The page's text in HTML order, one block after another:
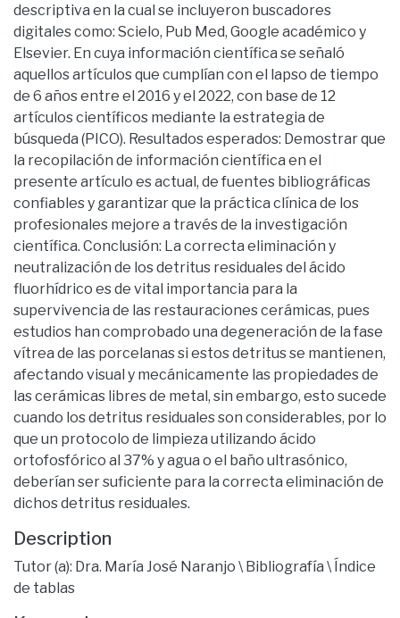
descriptiva en la cual se incluyeron buscadores
digitales como: Scielo, Pub Med, Google académico y
Elsevier. En cuya información científica se señaló
aquellos artículos que cumplían con el lapso de tiempo
de 6 años entre el 2016 y el 2022, con base de 12
artículos científicos mediante la estrategia de
búsqueda (PICO). Resultados esperados: Demostrar que
la recopilación de información científica en el
presente artículo es actual, de fuentes bibliográficas
confiables y garantizar que la práctica clínica de los
profesionales mejore a través de la investigación
científica. Conclusión: La correcta eliminación y
neutralización de los detritus residuales del ácido
fluorhídrico es de vital importancia para la
supervivencia de las restauraciones cerámicas, pues
estudios han comprobado una degeneración de la fase
vítrea de las porcelanas si estos detritus se mantienen,
afectando visual y mecánicamente las propiedades de
las cerámicas libres de metal, sin embargo, esto sucede
cuando los detritus residuales son considerables, por lo
que un protocolo de limpieza utilizando ácido
ortofosfórico al 37% y agua o el baño ultrasónico,
deberían ser suficiente para la correcta eliminación de
dichos detritus residuales.
Description
Tutor (a): Dra. María José Naranjo \ Bibliografía \ Índice
de tablas